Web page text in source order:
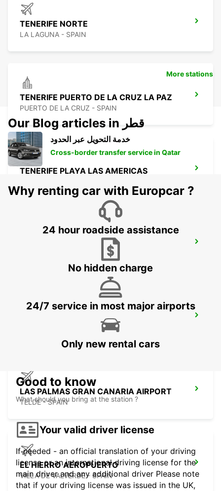
TENERIFE NORTE
LA LAGUNA - SPAIN
TENERIFE PUERTO DE LA CRUZ LA PAZ
PUERTO DE LA CRUZ - SPAIN
TENERIFE PLAYA LAS AMERICAS
TENERIFE APT REINA SOFIA SUR
LANZAROTE AIRPORT
SAN BARTOLOME - SPAIN
LAS PALMAS GRAN CANARIA AIRPORT
TELDE - SPAIN
EL HIERRO AEROPUERTO
VILLA DE VALVERDE - SPAIN
More stations
Our Blog articles in قطر
خدمة التحويل عبر الحدود
Cross-border transfer service in Qatar
Why renting car with Europcar ?
24 hour roadside assistance
No hidden charge
24/7 service in most major airports
Only new rental cars
Good to know
What should you bring at the station ?
Your valid driver license
If needed - an official translation of your driving
license or an international driving license for the
main driver and any additional driver Please note
that if your driving license was issued in the UK,